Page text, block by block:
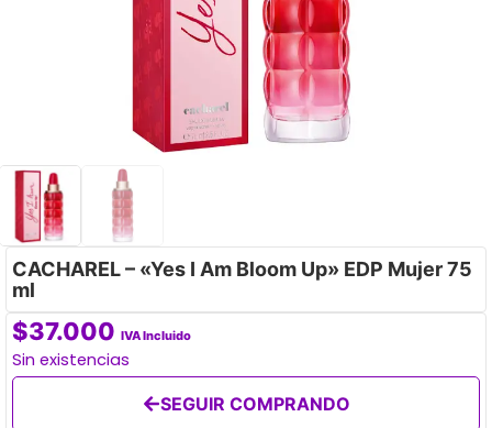
CACHAREL – «Yes I Am Bloom Up» EDP Mujer 75
ml
$37.000 IVA Incluido
Sin existencias
SEGUIR COMPRANDO